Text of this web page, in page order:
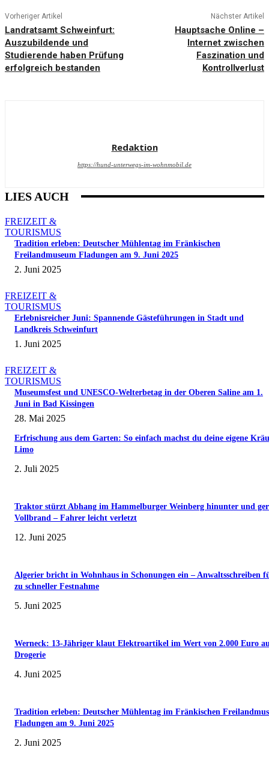
Vorheriger Artikel
Landratsamt Schweinfurt:
Auszubildende und
Studierende haben Prüfung
erfolgreich bestanden
Nächster Artikel
Hauptsache Online –
Internet zwischen
Faszination und
Kontrollverlust
Redaktion
https://hund-unterwegs-im-wohnmobil.de
LIES AUCH
FREIZEIT &
TOURISMUS
Tradition erleben: Deutscher Mühlentag im Fränkischen
Freilandmuseum Fladungen am 9. Juni 2025
2. Juni 2025
FREIZEIT &
TOURISMUS
Erlebnisreicher Juni: Spannende Gästeführungen in Stadt und
Landkreis Schweinfurt
1. Juni 2025
FREIZEIT &
TOURISMUS
Museumsfest und UNESCO-Welterbetag in der Oberen Saline am 1.
Juni in Bad Kissingen
28. Mai 2025
Erfrischung aus dem Garten: So einfach machst du deine eigene
Limo
2. Juli 2025
Traktor stürzt Abhang im Hammelburger Weinberg hinunter und
Vollbrand – Fahrer leicht verletzt
12. Juni 2025
Algerier bricht in Wohnhaus in Schonungen ein – Anwaltsschreiben
zu schneller Festnahme
5. Juni 2025
Werneck: 13-Jähriger klaut Elektroartikel im Wert von 2.000 Euro
Drogerie
4. Juni 2025
Tradition erleben: Deutscher Mühlentag im Fränkischen
Fladungen am 9. Juni 2025
2. Juni 2025